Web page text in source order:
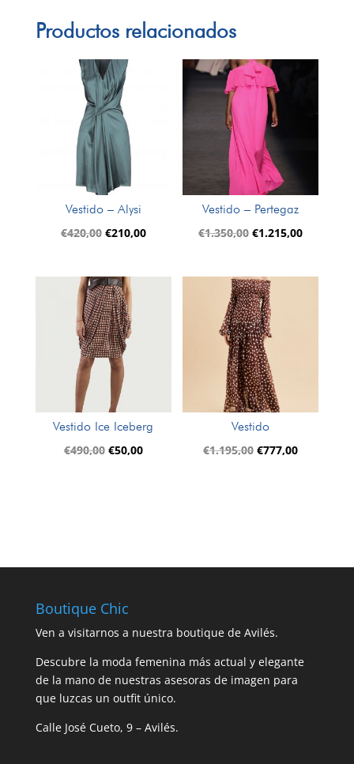
Productos relacionados
Vestido – Alysi
€420,00 El
original
era:
€420,00.
€210,00El
actual
Vestido – Pertegaz
€1.350,00 El
original
era:
€1.350,00.
€1.215,00El
actual
Vestido Ice Iceberg
€490,00 El
€50,00El
Vestido
€1.195,00 El
€777,00El
Boutique Chic
Ven a visitarnos a nuestra boutique de Avilés.
Descubre la moda femenina más actual y elegante
de la mano de nuestras asesoras de imagen para
que luzcas un outfit único.
Calle José Cueto, 9 – Avilés.